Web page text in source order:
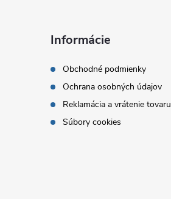
Informácie
Obchodné podmienky
Ochrana osobných údajov
Reklamácia a vrátenie tovaru
Súbory cookies